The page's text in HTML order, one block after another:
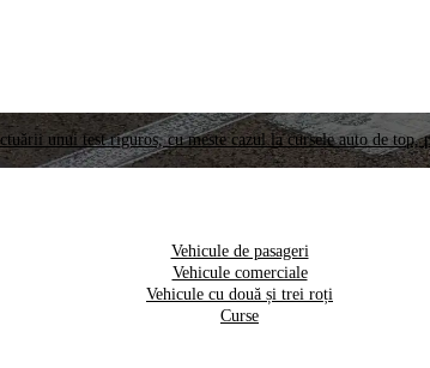
unui test riguros, cu meste cazul la cursele auto de
Vehicule de pasageri
Vehicule comerciale
Vehicule cu două și trei roți
Curse